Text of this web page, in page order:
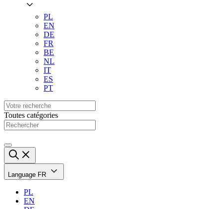
PL
EN
DE
FR
BE
NL
IT
ES
PT
Toutes catégories
Language FR
PL
EN